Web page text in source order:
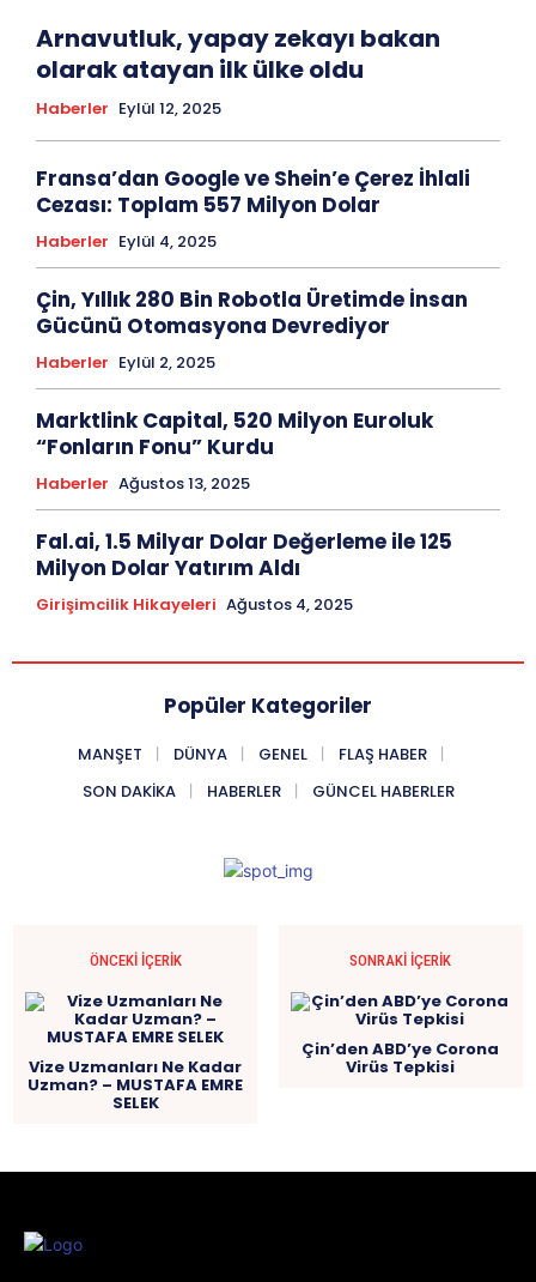
Arnavutluk, yapay zekayı bakan
olarak atayan ilk ülke oldu
Haberler Eylül 12, 2025
Fransa’dan Google ve Shein’e Çerez İhlali
Cezası: Toplam 557 Milyon Dolar
Haberler Eylül 4, 2025
Çin, Yıllık 280 Bin Robotla Üretimde İnsan
Gücünü Otomasyona Devrediyor
Haberler Eylül 2, 2025
Marktlink Capital, 520 Milyon Euroluk
“Fonların Fonu” Kurdu
Haberler Ağustos 13, 2025
Fal.ai, 1.5 Milyar Dolar Değerleme ile 125
Milyon Dolar Yatırım Aldı
Girişimcilik Hikayeleri Ağustos 4, 2025
Popüler Kategoriler
MANŞET DÜNYA GENEL
FLAŞ HABER
SON DAKIKA
HABERLER GÜNCEL HABERLER
ÖNCEKI İÇERIK
Vize Uzmanları Ne Kadar
Uzman? – MUSTAFA EMRE
SELEK
SONRAKI İÇERIK
Çin’den ABD’ye Corona
Virüs Tepkisi